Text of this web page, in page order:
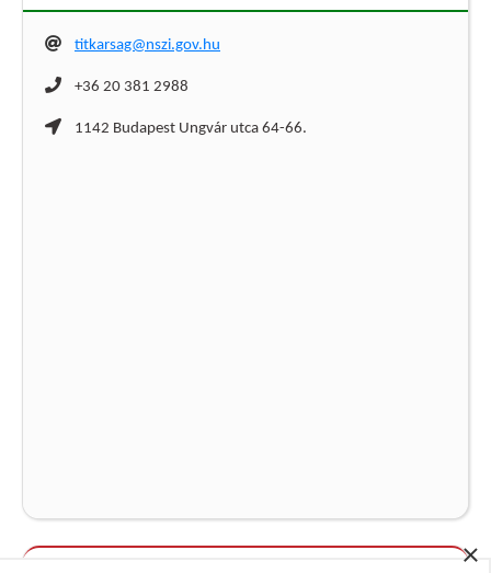
×
titkarsag@nszi.gov.hu
+36 20 381 2988
1142 Budapest Ungvár utca 64-66.